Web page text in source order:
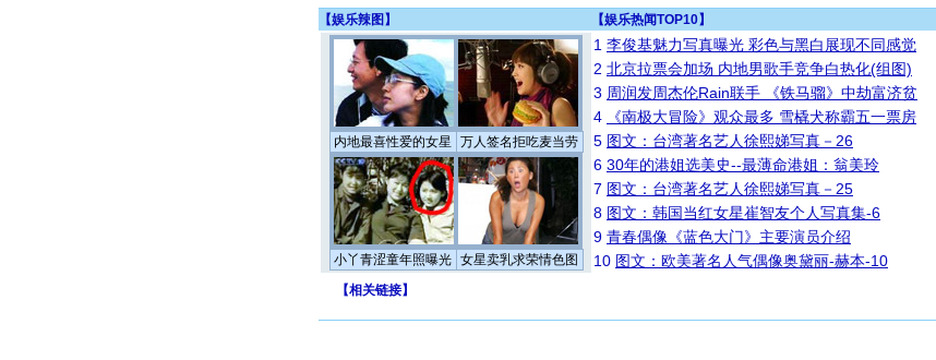
【娱乐辣图 】 【娱乐热闻TOP10】
内地最喜性爱的女星 万人签名拒吃麦当劳
小丫青涩童年照曝光 女星卖乳求荣情色图
1 李俊基魅力写真曝光 彩色与黑白展现不同感觉
2 北京拉票会加场 内地男歌手竞争白热化(组图)
3 周润发周杰伦Rain联手 《铁马骝》中劫富济贫
4
《南极大冒险》观众最多 雪橇犬称霸五一票房
5 图文：台湾著名艺人徐熙娣写真－26
6 30年的港姐选美史--最薄命港姐：翁美玲
7 图文：台湾著名艺人徐熙娣写真－25
8 图文：韩国当红女星崔智友个人写真集-6
9 青春偶像《蓝色大门》主要演员介绍
10 图文：欧美著名人气偶像奥黛丽-赫本-10
【相关链接】